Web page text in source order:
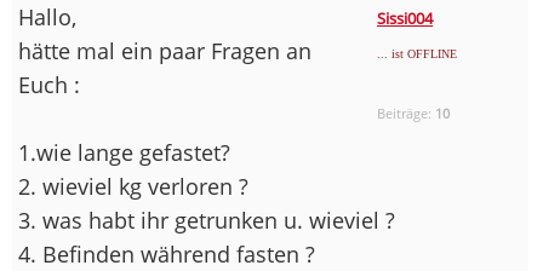
Sissi004
... ist OFFLINE
Beiträge: 10
Hallo,
hätte mal ein paar Fragen an
Euch :
1.wie lange gefastet?
2. wieviel kg verloren ?
3. was habt ihr getrunken u. wieviel ?
4. Befinden während fasten ?